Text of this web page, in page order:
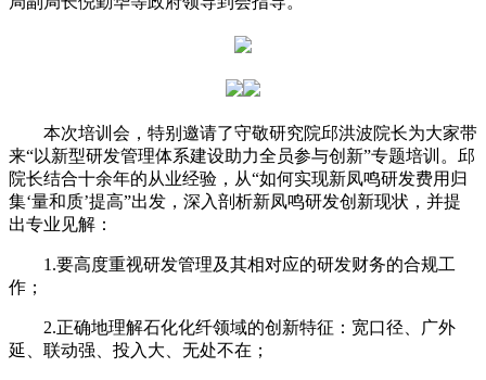
本次培训会，特别邀请了守敬研究院邱洪波院长为大家带
来“以新型研发管理体系建设助力全员参与创新”专题培训。邱
院长结合十余年的从业经验，从“如何实现新凤鸣研发费用归
集‘量和质’提高”出发，深入剖析新凤鸣研发创新现状，并提
出专业见解：
1.要高度重视研发管理及其相对应的研发财务的合规工
作；
2.正确地理解石化化纤领域的创新特征：宽口径、广外
延、联动强、投入大、无处不在；